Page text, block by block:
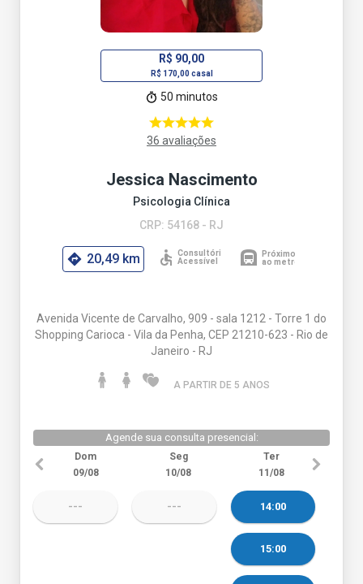
R$ 90,00
R$ 170,00 casal
50 minutos
36 avaliações
Jessica Nascimento
Psicologia Clínica
CRP: 54168 - RJ
20,49 km
Avenida Vicente de Carvalho, 909 - sala 1212 - Torre 1 do
Shopping Carioca - Vila da Penha, CEP 21210-623 - Rio de
Janeiro - RJ
A PARTIR DE 5 ANOS
Agende sua consulta presencial:
Dom
09/08
Seg
10/08
Ter
11/08
--- --- 14:00
15:00